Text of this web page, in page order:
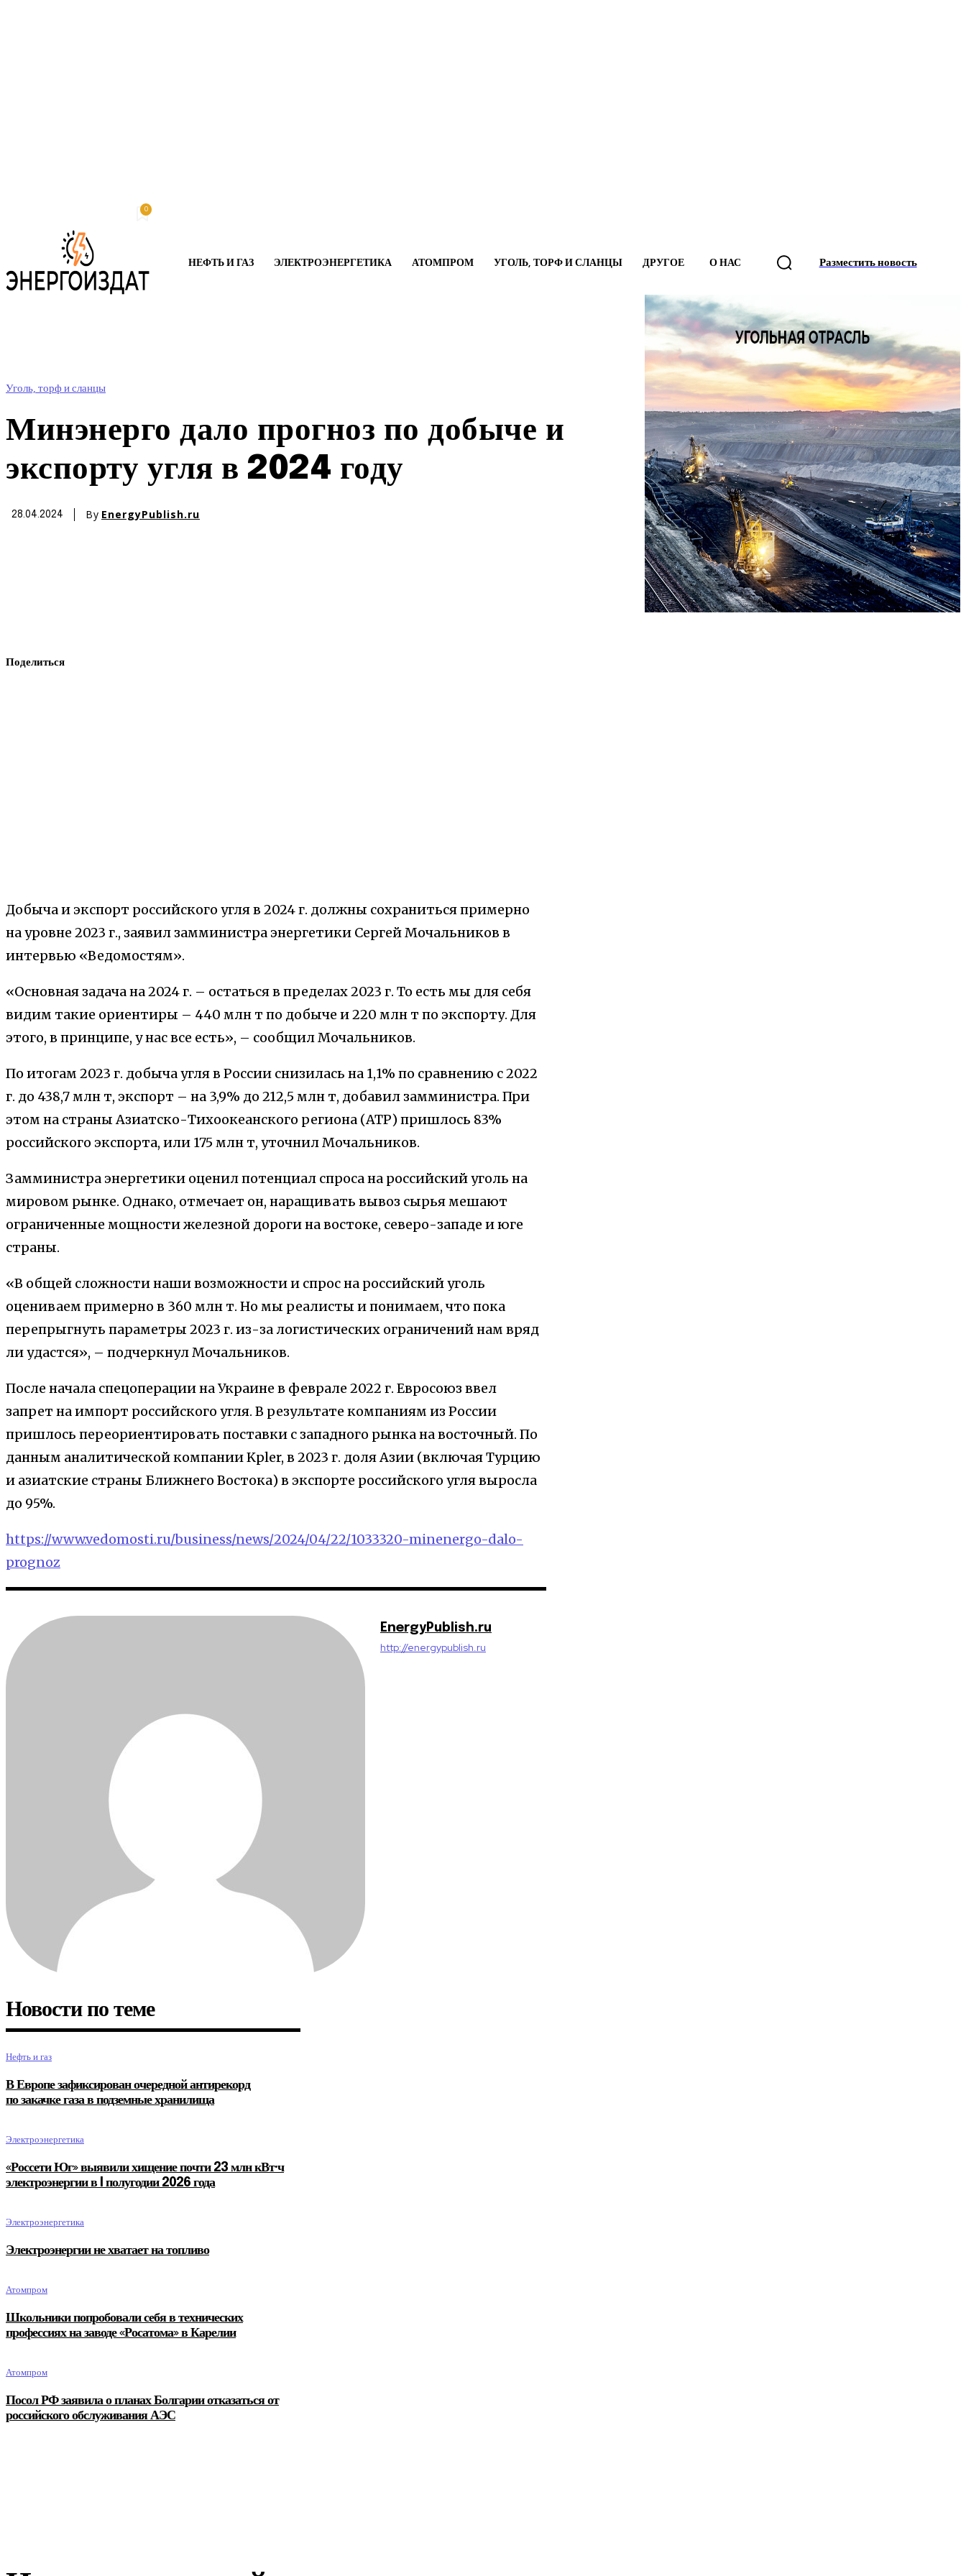
0
НЕФТЬ И ГАЗ ЭЛЕКТРОЭНЕРГЕТИКА АТОМПРОМ УГОЛЬ, ТОРФ И СЛАНЦЫ ДРУГОЕ О НАС Разместить новость
Уголь, торф и сланцы
Минэнерго дало прогноз по добыче и
экспорту угля в 2024 году
28.04.2024 By EnergyPublish.ru
Поделиться
Добыча и экспорт российского угля в 2024 г. должны сохраниться примерно
на уровне 2023 г., заявил замминистра энергетики Сергей Мочальников в
интервью «Ведомостям».
«Основная задача на 2024 г. – остаться в пределах 2023 г. То есть мы для себя
видим такие ориентиры – 440 млн т по добыче и 220 млн т по экспорту. Для
этого, в принципе, у нас все есть», – сообщил Мочальников.
По итогам 2023 г. добыча угля в России снизилась на 1,1% по сравнению с 2022
г. до 438,7 млн т, экспорт – на 3,9% до 212,5 млн т, добавил замминистра. При
этом на страны Азиатско-Тихоокеанского региона (АТР) пришлось 83%
российского экспорта, или 175 млн т, уточнил Мочальников.
Замминистра энергетики оценил потенциал спроса на российский уголь на
мировом рынке. Однако, отмечает он, наращивать вывоз сырья мешают
ограниченные мощности железной дороги на востоке, северо-западе и юге
страны.
«В общей сложности наши возможности и спрос на российский уголь
оцениваем примерно в 360 млн т. Но мы реалисты и понимаем, что пока
перепрыгнуть параметры 2023 г. из-за логистических ограничений нам вряд
ли удастся», – подчеркнул Мочальников.
После начала спецоперации на Украине в феврале 2022 г. Евросоюз ввел
запрет на импорт российского угля. В результате компаниям из России
пришлось переориентировать поставки с западного рынка на восточный. По
данным аналитической компании Kpler, в 2023 г. доля Азии (включая Турцию
и азиатские страны Ближнего Востока) в экспорте российского угля выросла
до 95%.
https://www.vedomosti.ru/business/news/2024/04/22/1033320-minenergo-dalo-
prognoz
EnergyPublish.ru
http://energypublish.ru
Новости по теме
Нефть и газ
В Европе зафиксирован очередной антирекорд
по закачке газа в подземные хранилища
Электроэнергетика
«Россети Юг» выявили хищение почти 23 млн кВт·ч
электроэнергии в I полугодии 2026 года
Электроэнергетика
Электроэнергии не хватает на топливо
Атомпром
Школьники попробовали себя в технических
профессиях на заводе «Росатома» в Карелии
Атомпром
Посол РФ заявила о планах Болгарии отказаться от
российского обслуживания АЭС